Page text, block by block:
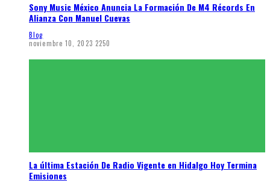
Sony Music México Anuncia La Formación De M4 Récords En
Alianza Con Manuel Cuevas
Blog
noviembre 10, 2023 2250
La última Estación De Radio Vigente en Hidalgo Hoy Termina
Emisiones